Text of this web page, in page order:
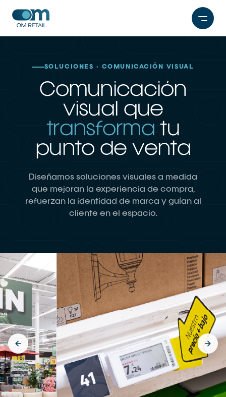
SOLUCIONES · COMUNICACIÓN VISUAL
Comunicación
visual que
transforma tu
punto de venta
Diseñamos soluciones visuales a medida
que mejoran la experiencia de compra,
refuerzan la identidad de marca y guían al
cliente en el espacio.